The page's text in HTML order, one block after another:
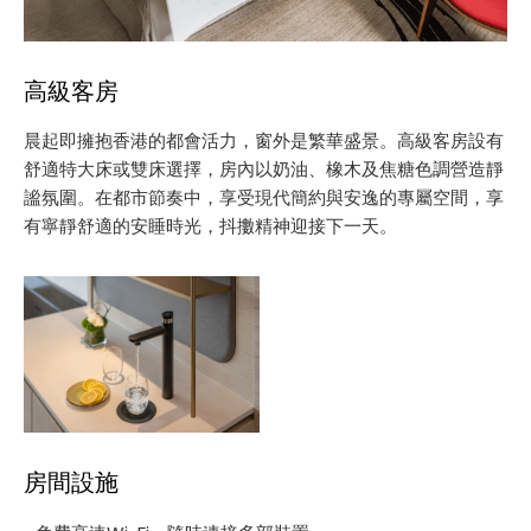
高級客房
晨起即擁抱香港的都會活力，窗外是繁華盛景。高級客房設有
舒適特大床或雙床選擇，房內以奶油、橡木及焦糖色調營造靜
謐氛圍。在都市節奏中，享受現代簡約與安逸的專屬空間，享
有寧靜舒適的安睡時光，抖擻精神迎接下一天。
房間設施